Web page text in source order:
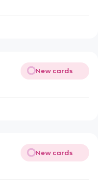
New cards
New cards